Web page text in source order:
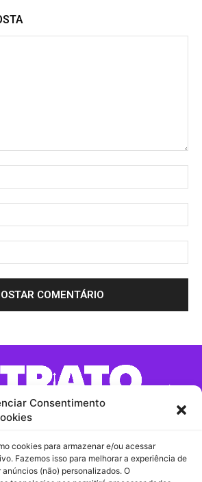
Consentimento
cookies para armazenar e/ou acessar
Fazemos isso para melhorar a experiência de
(não) personalizados. O